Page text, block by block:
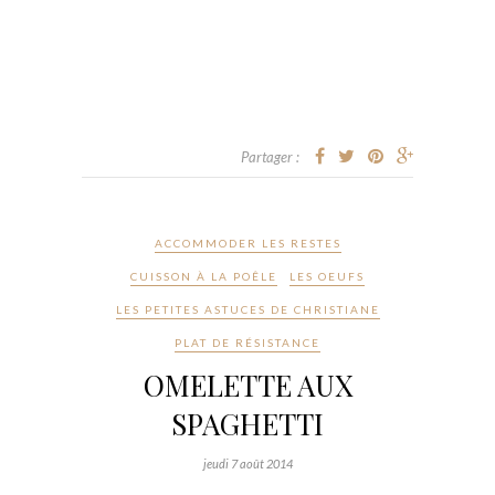
Partager :
ACCOMMODER LES RESTES
CUISSON À LA POÊLE LES OEUFS
LES PETITES ASTUCES DE CHRISTIANE
PLAT DE RÉSISTANCE
OMELETTE AUX
SPAGHETTI
jeudi 7 août 2014